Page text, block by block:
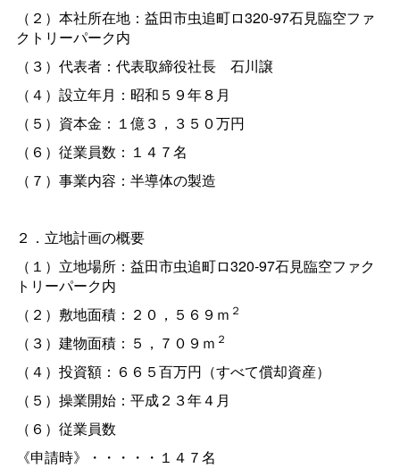
（２）本社所在地：益田市虫追町ロ320-97石見臨空ファ
クトリーパーク内
（３）代表者：代表取締役社長 石川譲
（４）設立年月：昭和５９年８月
（５）資本金：１億３，３５０万円
（６）従業員数：１４７名
（７）事業内容：半導体の製造
２．立地計画の概要
（１）立地場所：益田市虫追町ロ320-97石見臨空ファク
トリーパーク内
（２）敷地面積：２０，５６９ｍ ２
（３）建物面積：５，７０９ｍ ２
（４）投資額：６６５百万円（すべて償却資産）
（５）操業開始：平成２３年４月
（６）従業員数
《申請時》・・・・・１４７名